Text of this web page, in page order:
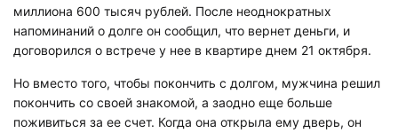
миллиона 600 тысяч рублей. После неоднократных
напоминаний о долге он сообщил, что вернет деньги, и
договорился о встрече у нее в квартире днем 21 октября.
Но вместо того, чтобы покончить с долгом, мужчина решил
покончить со своей знакомой, а заодно еще больше
поживиться за ее счет. Когда она открыла ему дверь, он